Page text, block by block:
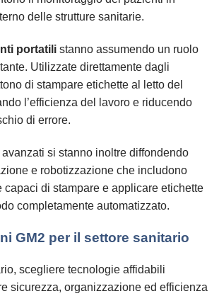
delle strutture sanitarie.
portatili stanno assumendo un ruolo
Utilizzate direttamente dagli
di stampare etichette al letto del
l’efficienza del lavoro e riducendo
di errore.
si stanno inoltre diffondendo
e robotizzazione che includono
capaci di stampare e applicare etichette
completamente automatizzato.
GM2 per il settore sanitario
scegliere tecnologie affidabili
sicurezza, organizzazione ed efficienza